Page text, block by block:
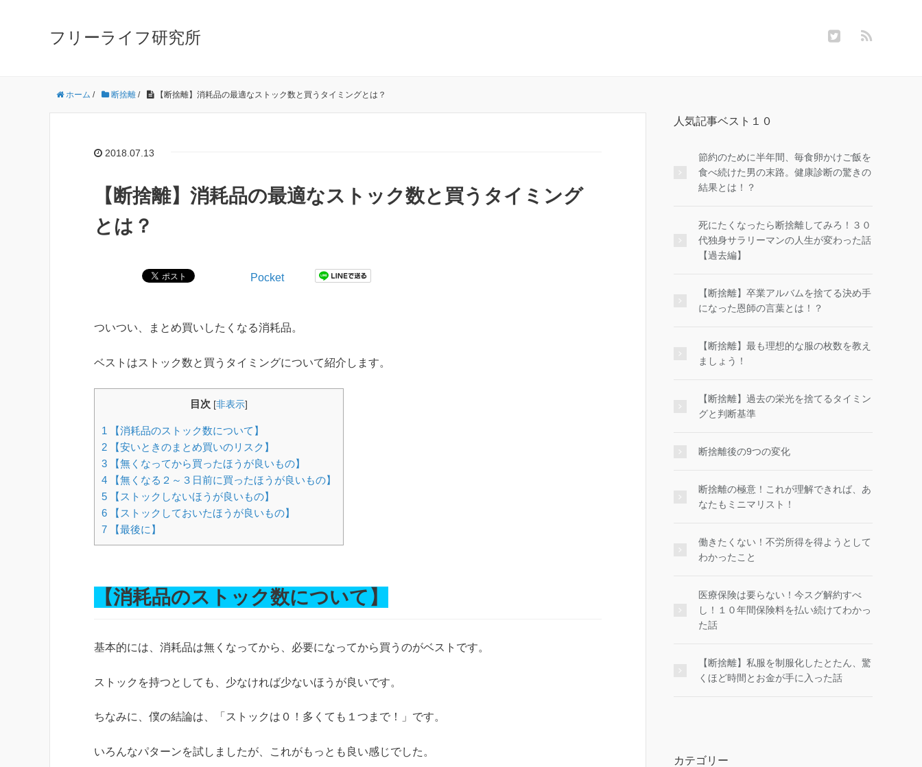
フリーライフ研究所
ホーム / 断捨離 / 【断捨離】消耗品の最適なストック数と買うタイミングとは？
2018.07.13
【断捨離】消耗品の最適なストック数と買うタイミング
とは？
Pocket
ついつい、まとめ買いしたくなる消耗品。
ベストはストック数と買うタイミングについて紹介します。
目次 [非表示]
1 【消耗品のストック数について】
2 【安いときのまとめ買いのリスク】
3 【無くなってから買ったほうが良いもの】
4 【無くなる２～３日前に買ったほうが良いもの】
5 【ストックしないほうが良いもの】
6 【ストックしておいたほうが良いもの】
7 【最後に】
【消耗品のストック数について】
基本的には、消耗品は無くなってから、必要になってから買うのがベストです。
ストックを持つとしても、少なければ少ないほうが良いです。
ちなみに、僕の結論は、「ストックは０！多くても１つまで！」です。
いろんなパターンを試しましたが、これがもっとも良い感じでした。
人気記事ベスト１０
節約のために半年間、毎食卵かけご飯を
食べ続けた男の末路。健康診断の驚きの
結果とは！？
死にたくなったら断捨離してみろ！３０
代独身サラリーマンの人生が変わった話
【過去編】
【断捨離】卒業アルバムを捨てる決め手
になった恩師の言葉とは！？
【断捨離】最も理想的な服の枚数を教え
ましょう！
【断捨離】過去の栄光を捨てるタイミン
グと判断基準
断捨離後の9つの変化
断捨離の極意！これが理解できれば、あ
なたもミニマリスト！
働きたくない！不労所得を得ようとして
わかったこと
医療保険は要らない！今スグ解約すべ
し！１０年間保険料を払い続けてわかっ
た話
【断捨離】私服を制服化したとたん、驚
くほど時間とお金が手に入った話
カテゴリー